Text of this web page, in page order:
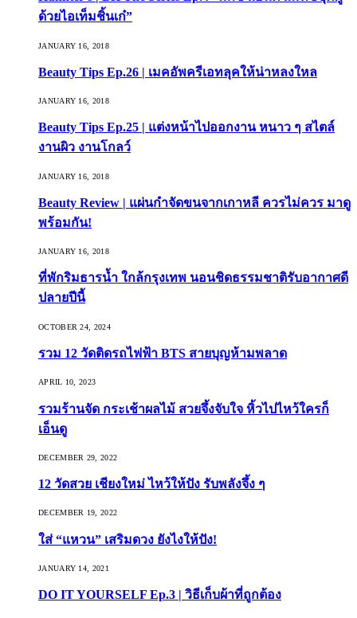
ด้วยไอเท็มชิ้นเก๋”
JANUARY 16, 2018
Beauty Tips Ep.26 | เมคอัพครีเอทลุคให้น่าหลงใหล
JANUARY 16, 2018
Beauty Tips Ep.25 | แต่งหน้าไปออกงาน หนาว ๆ สไตล์
งานผิว งานโกลว์
JANUARY 16, 2018
Beauty Review | แผ่นกำจัดขนจากเกาหลี ควรไม่ควร มาดู
พร้อมกัน!
JANUARY 16, 2018
ที่พักริมธารน้ำ ใกล้กรุงเทพ นอนชิดธรรมชาติรับอากาศดี
ปลายปีนี้
OCTOBER 24, 2024
รวม 12 วัดติดรถไฟฟ้า BTS สายบุญห้ามพลาด
APRIL 10, 2023
รวมร้านจัด กระเช้าผลไม้ สวยจึ้งจับใจ หิ้วไปไหว้ใครก็
เอ็นดู
DECEMBER 29, 2022
12 วัดสวย เชียงใหม่ ไหว้ให้ปัง รับพลังจึ้ง ๆ
DECEMBER 19, 2022
ใส่ “แหวน” เสริมดวง ยังไงให้ปัง!
JANUARY 14, 2021
DO IT YOURSELF Ep.3 | วิธีเก็บผ้าที่ถูกต้อง